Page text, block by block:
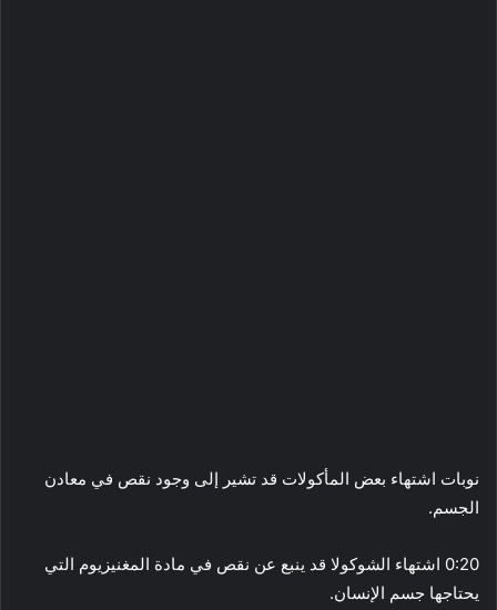
نوبات اشتهاء بعض المأكولات قد تشير إلى وجود نقص في معادن
الجسم.
0:20 اشتهاء الشوكولا قد ينبع عن نقص
في مادة المغنيزيوم التي
يحتاجها جسم الإنسان.